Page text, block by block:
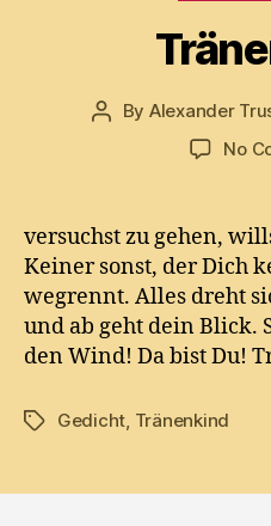
Post
By Alexander
No
versuchst zu gehen,
Keiner sonst, der Dich
wegrennt. Alles dreht
und ab geht dein Blick.
den Wind! Da bist Du!
TagsGedicht Tränenkind